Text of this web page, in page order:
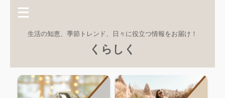
生活の知恵、季節トレンド、日々に役立つ情報をお届け！
くらしく